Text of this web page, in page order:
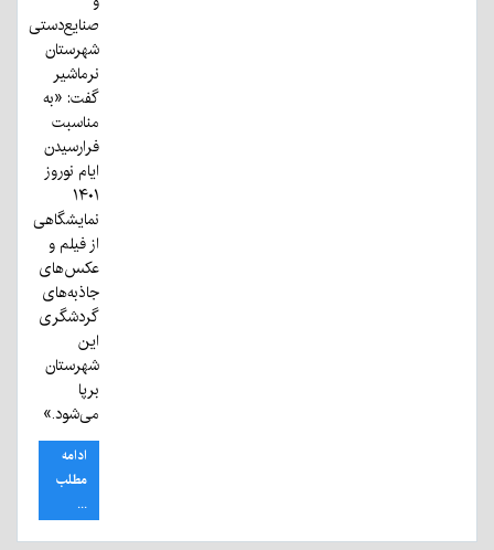
صنایع‌دستی
شهرستان
نرماشیر
گفت: «به
مناسبت
فرا‌رسیدن
ایام نوروز
۱۴۰۱
نمایشگاهی
از فیلم و
عکس‌های
جاذبه‌های
گردشگری
این
شهرستان
برپا
می‌شود.»
ادامه
مطلب
...